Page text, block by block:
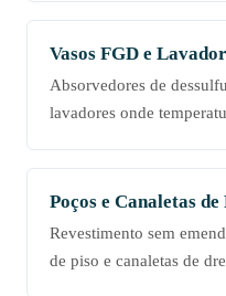
Vasos FGD e
Absorvedores de
lavadores onde
Poços e Canaletas de
Revestimento sem
de piso e canaletas de